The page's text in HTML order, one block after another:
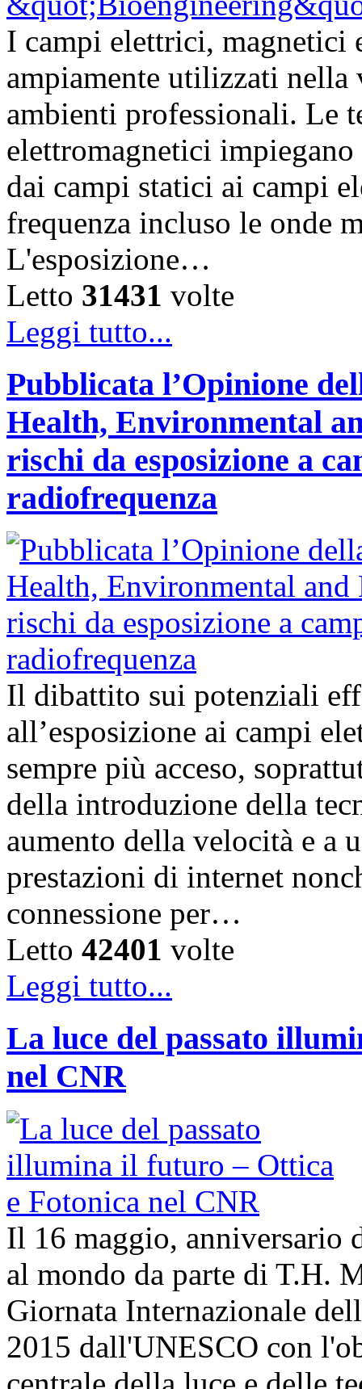
I campi elettrici, magnetici
ampiamente utilizzati
ambienti professionali. Le
elettromagnetici
dai campi statici ai campi
frequenza incluso le onde
L'esposizione…
Letto 31431 volte
Leggi tutto...
Pubblicata l’Opinione
Health, Environmental
rischi da esposizione a
radiofrequenza
Il dibattito sui potenziali
all’esposizione ai campi
sempre più acceso,
della introduzione della
aumento della velocità e a
prestazioni di internet
connessione per…
Letto 42401 volte
Leggi tutto...
La luce del passato
nel CNR
Il 16 maggio, anniversario
al mondo da parte di T.H.
Giornata Internazionale
2015 dall'UNESCO con